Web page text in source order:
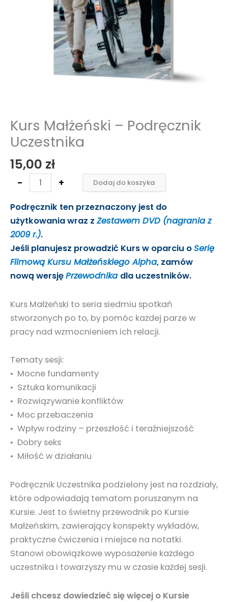
Kurs Małżeński – Podręcznik
Uczestnika
15,00 zł
- + Dodaj do koszyka
Podręcznik ten przeznaczony jest do
użytkowania wraz z Zestawem DVD (nagrania z
2009 r.).
Jeśli planujesz prowadzić Kurs w oparciu oSerię
Filmową Kursu Małżeńskiego Alpha, zamów
nową wersjęPrzewodnika dla uczestników.
Kurs Małżeński to seria siedmiu spotkań
stworzonych po to, by pomóc każdej parze w
pracy nad wzmocnieniem ich relacji.
Tematy sesji:
• Mocne fundamenty
• Sztuka komunikacji
• Rozwiązywanie konfliktów
• Moc przebaczenia
• Wpływ rodziny – przeszłość i teraźniejszość
• Dobry seks
• Miłość w działaniu
Podręcznik Uczestnika podzielony jest na rozdziały,
które odpowiadają tematom poruszanym na
Kursie. Jest to świetny przewodnik po Kursie
Małżeńskim, zawierający konspekty wykładów,
praktyczne ćwiczenia i miejsce na notatki.
Stanowi obowiązkowe wyposażenie każdego
uczestnika i towarzyszy mu w czasie każdej sesji.
Jeśli chcesz dowiedzieć się więcej o Kursie